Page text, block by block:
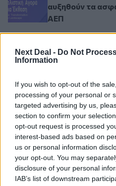
Next Deal - Do Not
Information
If you wish to opt-out of the
processing of your personal or
targeted advertising by us,
section to confirm your
opt-out request is processed
interest-based ads based on
us or personal information
your opt-out. You may
disclosure of your personal
IAB’s list of downstream
αυξηθούν τα
ΑΕΠ
NN: Οι Έλληνες
NN: Οι Έλληνες
1
Ροή ειδήσεων